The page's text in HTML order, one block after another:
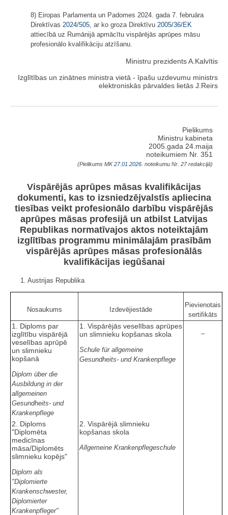
8) Eiropas Parlamenta un Padomes 2024. gada 7. februāra
Direktīvas 2024/505, ar ko groza Direktīvu 2005/36/EK
attiecībā uz Rumānijā apmācītu vispārējās aprūpes māsu
profesionālo kvalifikāciju atzīšanu.
Ministru prezidents A.Kalvītis
Izglītības un zinātnes ministra vietā - īpašu uzdevumu ministrs
elektroniskās pārvaldes lietās J.Reirs
Pielikums
Ministru kabineta
2005.gada 24.maija
noteikumiem Nr. 351
(Pielikums MK27.01.2026. noteikumu Nr. 27 redakcijā)
Vispārējās aprūpes māsas kvalifikācijas
dokumenti, kas to izsniedzējvalstīs apliecina
tiesības veikt profesionālo darbību vispārējās
aprūpes māsas profesijā un atbilst Latvijas
Republikas normatīvajos aktos noteiktajām
izglītības programmu minimālajām prasībām
vispārējās aprūpes māsas profesionālās
kvalifikācijas iegūšanai
1. Austrijas Republika
Nosaukums Izdevējiestāde
Pievienotais
sertifikāts
1. Diploms par
izglītību vispārējā
veselības aprūpē
un slimnieku
kopšanā
Diplom über die
Ausbildung in der
allgemeinen
Gesundheits- und
Krankenpflege
1. Vispārējās veselības aprūpes
un slimnieku kopšanas skola
Schule für allgemeine
Gesundheits- und Krankenpflege
–
2. Diploms
"Diplomēta
medicīnas
māsa/Diplomēts
slimnieku kopējs"
Diplom als
"Diplomierte
Krankenschwester,
Diplomierter
Krankenpfleger"
2. Vispārējā slimnieku
kopšanas skola
Allgemeine Krankenpflegeschule